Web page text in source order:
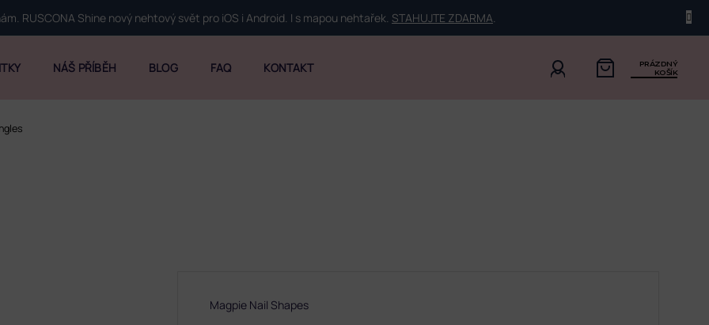
RUSCONA Shine nový nehtový svět pro iOS i Android. I s mapou nehtařek. STAHUJTE ZDARMA.
PRÁZDNÝ
KOŠÍK
NÁŠ PŘÍBĚH BLOG FAQ KONTAKT
Magpie Nail Shapes